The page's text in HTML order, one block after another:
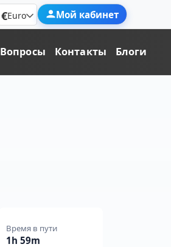
€Euro Мой кабинет
Вопросы Контакты Блоги
Время в пути
1h 59m